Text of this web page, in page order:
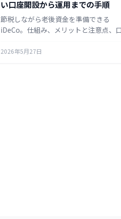
い口座開設から運用までの手順
節税しながら老後資金を準備できる
iDeCo。仕組み、メリットと注意点、
にまとめます。
2026年5月27日